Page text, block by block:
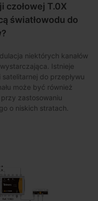
czołowej T.0X
światłowodu do
niektórych kanałów
Istnieje
do przepływu
może być również
zastosowaniu
o niskich stratach.